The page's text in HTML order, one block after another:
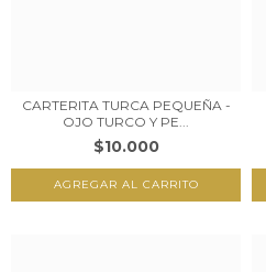
CARTERITA TURCA PEQUEÑA -
OJO TURCO Y PE...
$10.000